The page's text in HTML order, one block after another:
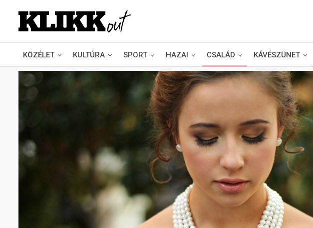
KÖZÉLET KULTÚRA SPORT HAZAI CSALÁD KÁVÉSZÜNET